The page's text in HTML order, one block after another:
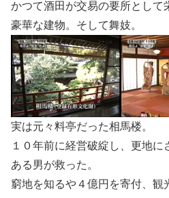
かつて酒田が交易の要所として
豪華な建物。そして舞妓。
実は元々料亭だった相馬楼。
１０年前に経営破綻し、更地
ある男が救った。
窮地を知るや４億円を寄付、観